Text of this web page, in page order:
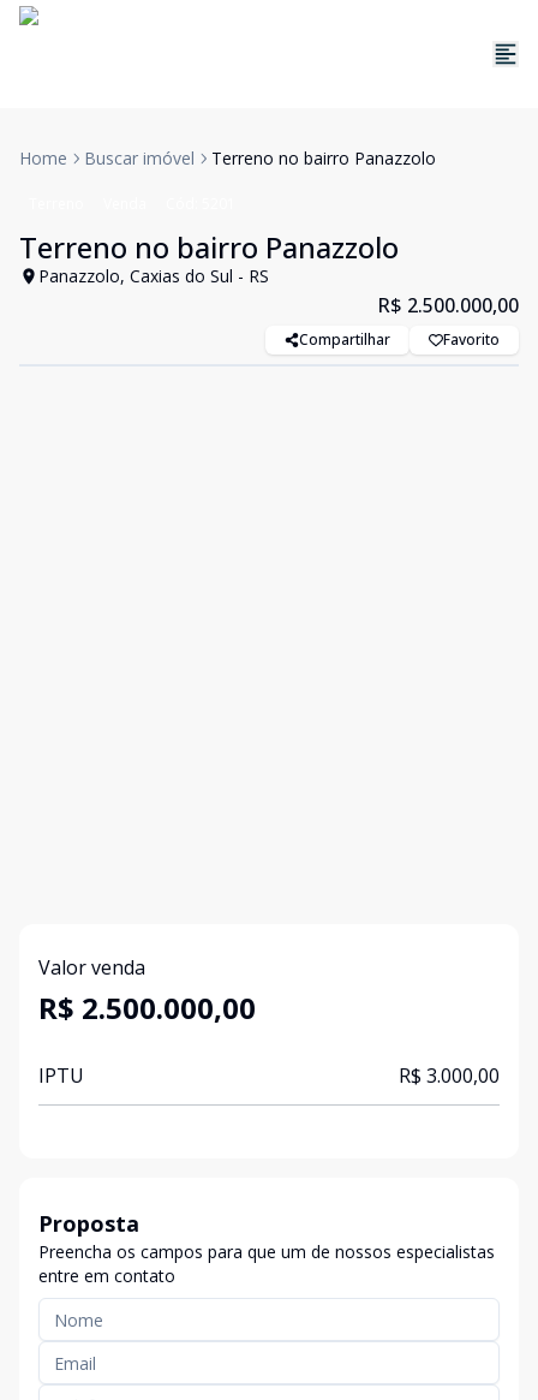
Home Buscar imóvel Terreno no bairro Panazzolo
Terreno no bairro Panazzolo
Panazzolo, Caxias do Sul - RS
R$ 2.500.000,00
Compartilhar Favorito
Valor venda
R$ 2.500.000,00
IPTU R$ 3.000,00
Proposta
Preencha os campos para que um de nossos especialistas
entre em contato